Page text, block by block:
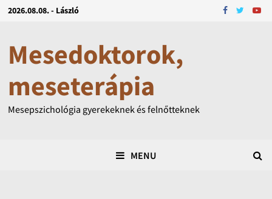
2026.08.08. - László
Mesedoktorok,
meseterápia
Mesepszichológia gyerekeknek és felnőtteknek
MENU